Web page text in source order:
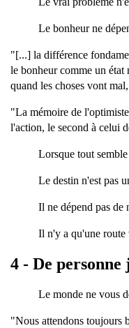
Le bonheur ne
"[...] la différence
le bonheur comme un état
quand les choses vont
"La mémoire de
l'action, le second à celui
Lorsque tout
Le destin n'est pas
Il ne dépend pas
Il n'y a qu'une route
4 - De
Le monde ne vous
"Nous attendons toujours